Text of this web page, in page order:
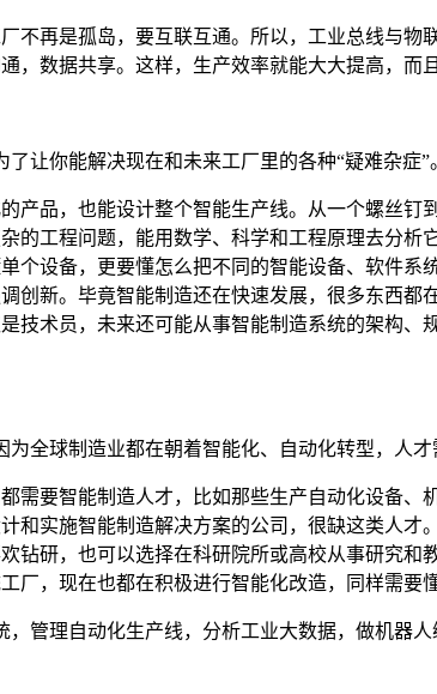
厂不再是孤岛，要互联互通。所以，工业总线与
，数据共享。这样，生产效率就能大大提高，而
让你能解决现在和未来工厂里的各种“疑难杂症”
产品，也能设计整个智能生产线。从一个螺丝钉
的工程问题，能用数学、科学和工程原理去分析
个设备，更要懂怎么把不同的智能设备、软件系
创新。毕竟智能制造还在快速发展，很多东西都
技术员，未来还可能从事智能制造系统的架构
全球制造业都在朝着智能化、自动化转型，人才
需要智能制造人才，比如那些生产自动化设备、
和实施智能制造解决方案的公司，很缺这类人才。
钻研，也可以选择在科研院所或高校从事研究和
厂，现在也都在积极进行智能化改造，同样需要
，管理自动化生产线，分析工业大数据，做机器